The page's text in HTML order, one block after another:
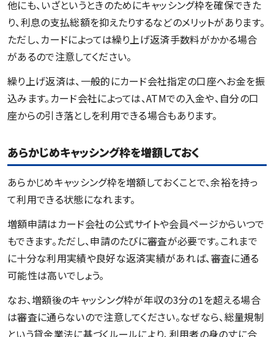
他にも、いざというときのためにキャッシング枠を確保できた
り、利息の支払総額を抑えたりするなどのメリットがあります。
ただし、カードによっては繰り上げ返済手数料がかかる場合
があるので注意してください。
繰り上げ返済は、一般的にカード会社指定の口座へお金を振
込みます。カード会社によっては、ATMでの入金や、自分の口
座からの引き落としを利用できる場合もあります。
あらかじめキャッシング枠を増額しておく
あらかじめキャッシング枠を増額しておくことで、余裕を持っ
て利用できる状態になれます。
増額申請はカード会社の公式サイトや会員ページからいつで
もできます。ただし、申請のたびに審査が必要です。これまで
に十分な利用実績や良好な返済実績があれば、審査に通る
可能性は高いでしょう。
なお、増額後のキャッシング枠が年収の3分の1を超える場合
は審査に通らないので注意してください。なぜなら、総量規制